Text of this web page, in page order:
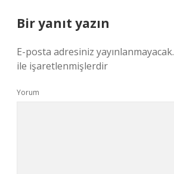
Bir yanıt yazın
E-posta adresiniz yayınlanmayacak.
ile işaretlenmişlerdir
Yorum